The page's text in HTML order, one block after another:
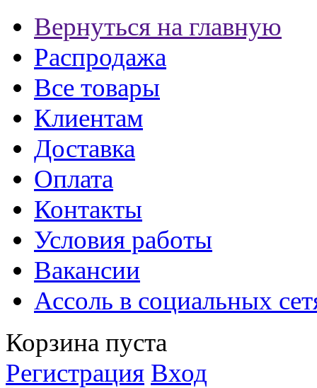
Вернуться на главную
Распродажа
Все товары
Клиентам
Доставка
Оплата
Контакты
Условия работы
Вакансии
Ассоль в социальных
Корзина пуста
Регистрация Вход